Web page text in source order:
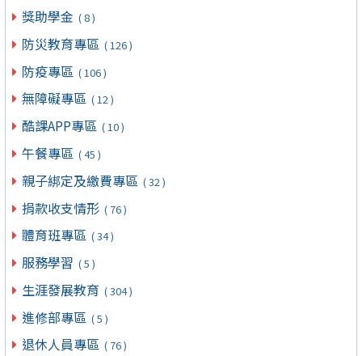
獎助學金 ( 8 )
防災教育專區 ( 126 )
防疫專區 ( 106 )
無障礙專區 ( 12 )
酷課APP專區 ( 10 )
午餐專區 ( 45 )
親子綁定及繳費專區 ( 32 )
捐款收支情形 ( 76 )
體育班專區 ( 34 )
服務學習 ( 5 )
生涯發展教育 ( 304 )
進修部專區 ( 5 )
退休人員專區 ( 76 )